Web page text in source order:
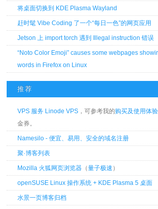
将桌面切换到 KDE Plasma Wayland
赶时髦 Vibe Coding 了一个“每日一色”的网页应用
Jetson 上 import torch 遇到 Illegal instruction 错误
“Noto Color Emoji” causes some webpages
words in Firefox on Linux
推荐
VPS 服务 Linode VPS ，可参考我的购买及使用体验
金券。
Namesilo - 便宜、易用、安全的域名注册
聚·博客列表
Mozilla 火狐网页浏览器 （量子极速 ）
openSUSE Linux 操作系统 + KDE Plasma 5 桌面
水景一页博客归档